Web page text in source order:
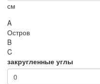
см
A
Остров
B
C
закругленные углы